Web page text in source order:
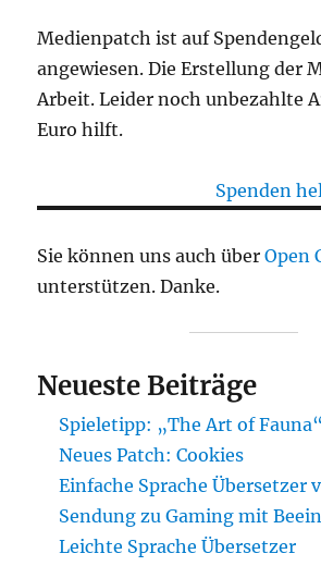
Medienpatch ist auf
angewiesen. Die Erstellung der
Arbeit. Leider noch unbezahlte
Euro hilft.
Spenden
Sie können uns auch überOpen
unterstützen. Danke.
Neueste Beiträge
Spieletipp: „The Art of
Neues Patch: Cookies
Einfache Sprache Übersetzer
Sendung zu Gaming mit
Leichte Sprache Übersetzer